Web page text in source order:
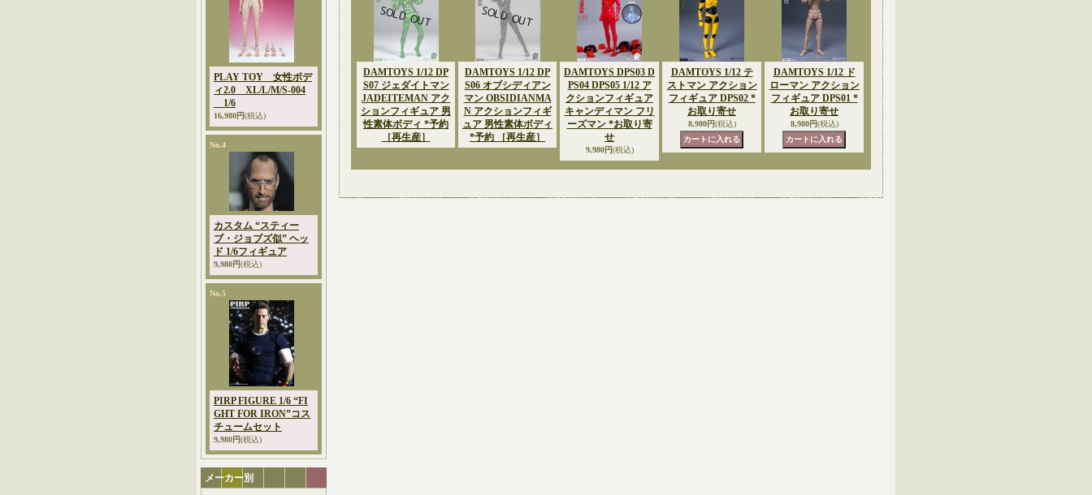
PLAY TOY 女性ボデ
ィ2.0 XL/L/M/S-004
1/6
16,980円(税込)
No.4
カスタム “スティー
ブ・ジョブズ似” ヘッ
ド 1/6フィギュア
9,980円(税込)
No.5
PIRP FIGURE 1/6 “FI
GHT FOR IRON”コス
チュームセット
9,980円(税込)
メーカー別
DAMTOYS 1/12 DP
S07 ジェダイトマン
JADEITEMAN アク
ションフィギュア 男
性素体ボディ *予約
［再生産］
DAMTOYS 1/12 DP
S06 オブシディアン
マン OBSIDIANMA
N アクションフィギ
ュア 男性素体ボディ
*予約 ［再生産］
DAMTOYS DPS03 D
PS04 DPS05 1/12 ア
クションフィギュア
キャンディマン フリ
ーズマン *お取り寄
せ
9,980円(税込)
DAMTOYS 1/12 テ
ストマン アクション
フィギュア DPS02 *
お取り寄せ
8,980円(税込)
DAMTOYS 1/12 ド
ローマン アクション
フィギュア DPS01 *
お取り寄せ
8,980円(税込)